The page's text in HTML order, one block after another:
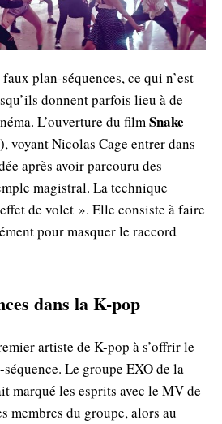
plan-séquences, ce qui n’est
donnent parfois lieu à de
L’ouverture du filmSnake
voyant Nicolas Cage entrer dans
après avoir parcouru des
magistral. La technique
de volet ». Elle consiste à faire
pour masquer le raccord
dans la K-pop
artiste de K-pop à s’offrir le
Le groupe EXO de la
marqué les esprits avec le MV de
membres du groupe, alors au